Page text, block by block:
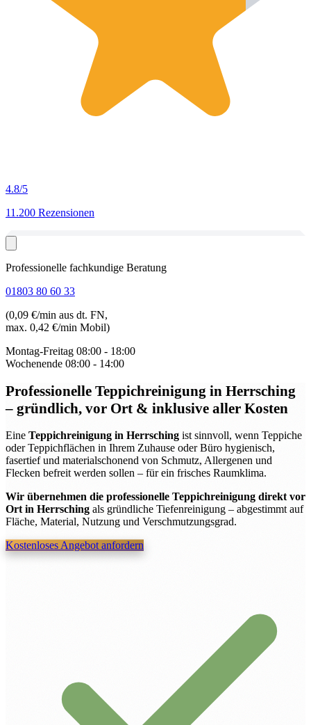
4.8/5
11.200 Rezensionen
Professionelle fachkundige Beratung
01803 80 60 33
(0,09 €/min aus dt. FN,
max. 0,42 €/min Mobil)
Montag-Freitag 08:00 - 18:00
Wochenende 08:00 - 14:00
Professionelle Teppichreinigung in Herrsching
– gründlich, vor Ort & inklusive aller Kosten
Eine Teppichreinigung in Herrsching ist sinnvoll, wenn Teppiche
oder Teppichflächen in Ihrem Zuhause oder Büro hygienisch,
fasertief und materialschonend von Schmutz, Allergenen und
Flecken befreit werden sollen – für ein frisches Raumklima.
Wir übernehmen die professionelle Teppichreinigung direkt vor
Ort in Herrsching als gründliche Tiefenreinigung – abgestimmt auf
Fläche, Material, Nutzung und Verschmutzungsgrad.
Kostenloses Angebot anfordern